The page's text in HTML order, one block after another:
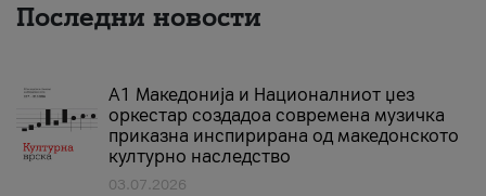
Последни новости
А1 Македонија и Националниот џез
оркестар создадоа современа музичка
приказна инспирирана од македонското
културно наследство
03.07.2026